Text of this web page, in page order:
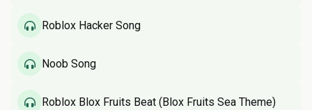
Roblox Hacker Song
Noob Song
Roblox Blox Fruits Beat (Blox Fruits Sea Theme)